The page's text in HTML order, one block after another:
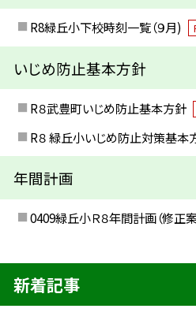
R8緑丘小下校時刻一覧（９月)
いじめ防止基本方針
R８武豊町いじめ防止基本方針
R８ 緑丘小いじめ防止対策基本
年間計画
0409緑丘小Ｒ８年間計画（修正
新着記事